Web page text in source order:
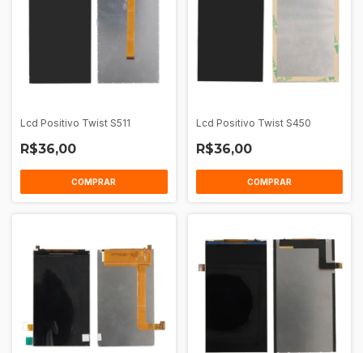
Lcd Positivo Twist S511
R$36,00
Lcd Positivo Twist S450
R$36,00